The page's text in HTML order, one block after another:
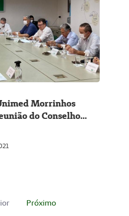
Morrinhos
do Conselho
Próximo